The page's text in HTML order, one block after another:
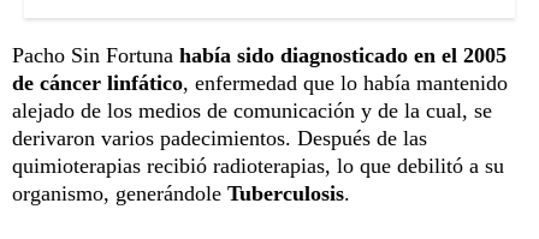
Pacho Sin Fortuna había sido diagnosticado en el 2005
de cáncer linfático, enfermedad que lo había mantenido
alejado de los medios de comunicación y de la cual, se
derivaron varios padecimientos. Después de las
quimioterapias recibió radioterapias, lo que debilitó a su
organismo, generándole Tuberculosis.